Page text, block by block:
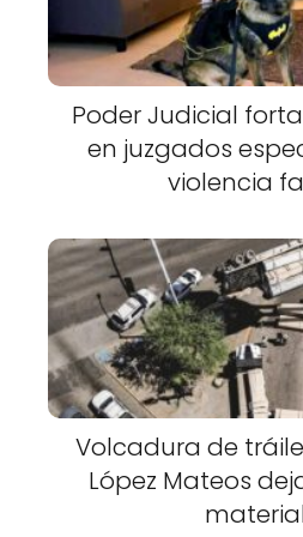
Poder Judicial
en juzgados
violencia
Volcadura de
López Mateos